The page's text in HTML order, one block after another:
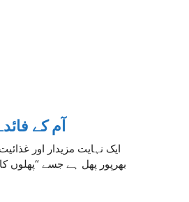
آم کے
بھرپور پھل ہے جسے “پھلوں